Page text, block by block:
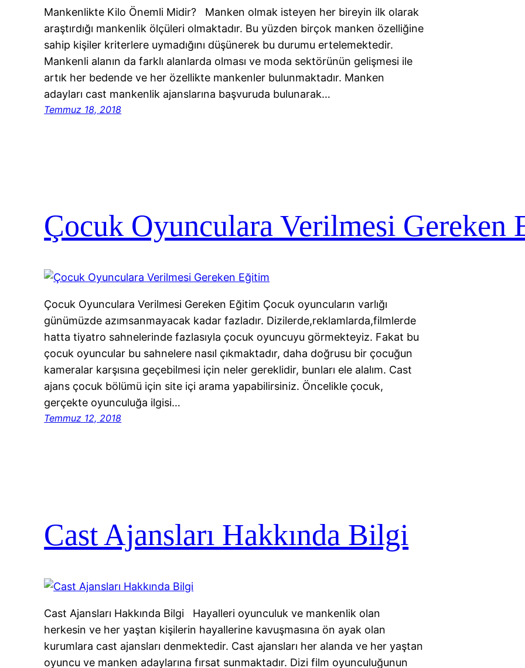
Mankenlikte Kilo Önemli Midir? Manken olmak isteyen her bireyin ilk olarak
araştırdığı mankenlik ölçüleri olmaktadır. Bu yüzden birçok manken özelliğine
sahip kişiler kriterlere uymadığını düşünerek bu durumu ertelemektedir.
Mankenli alanın da farklı alanlarda olması ve moda sektörünün gelişmesi ile
artık her bedende ve her özellikte mankenler bulunmaktadır. Manken
adayları cast mankenlik ajanslarına başvuruda bulunarak…
Temmuz 18, 2018
Çocuk Oyunculara Verilmesi Gereken
Çocuk Oyunculara Verilmesi Gereken Eğitim Çocuk oyuncuların varlığı
günümüzde azımsanmayacak kadar fazladır. Dizilerde,reklamlarda,filmlerde
hatta tiyatro sahnelerinde fazlasıyla çocuk oyuncuyu görmekteyiz. Fakat bu
çocuk oyuncular bu sahnelere nasıl çıkmaktadır, daha doğrusu bir çocuğun
kameralar karşısına geçebilmesi için neler gereklidir, bunları ele alalım. Cast
ajans çocuk bölümü için site içi arama yapabilirsiniz. Öncelikle çocuk,
gerçekte oyunculuğa ilgisi…
Temmuz 12, 2018
Cast Ajansları Hakkında Bilgi
Cast Ajansları Hakkında Bilgi Hayalleri oyunculuk ve mankenlik olan
herkesin ve her yaştan kişilerin hayallerine kavuşmasına ön ayak olan
kurumlara cast ajansları denmektedir. Cast ajansları her alanda ve her yaştan
oyuncu ve manken adaylarına fırsat sunmaktadır. Dizi film oyunculuğunun